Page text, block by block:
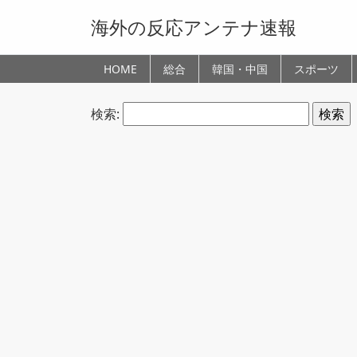
海外の反応アンテナ速報
HOME 総合 韓国・中国 スポーツ
検索: